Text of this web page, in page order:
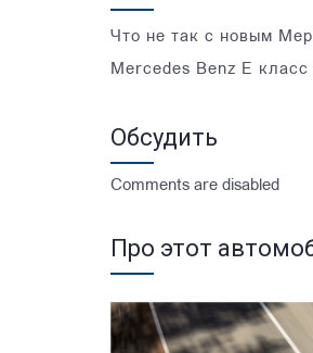
Что не так с новым
Mercedes Benz Е
Обсудить
Comments are disabled
Про этот